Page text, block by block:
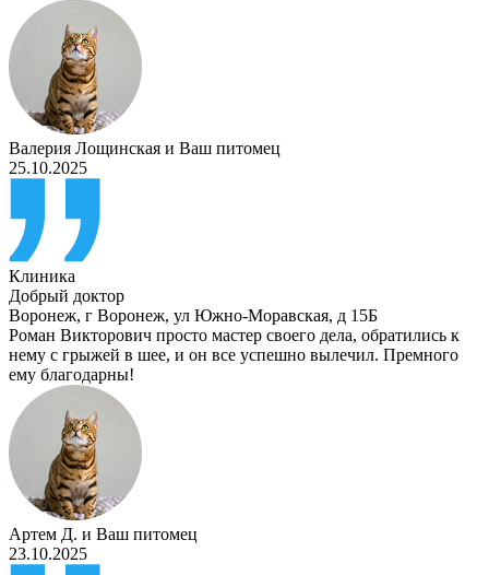
Валерия Лощинская и Ваш питомец
25.10.2025
Клиника
Добрый доктор
Воронеж, г Воронеж, ул Южно-Моравская, д 15Б
Роман Викторович просто мастер своего дела, обратились к
нему с грыжей в шее, и он все успешно вылечил. Премного
ему благодарны!
Артем Д. и Ваш питомец
23.10.2025